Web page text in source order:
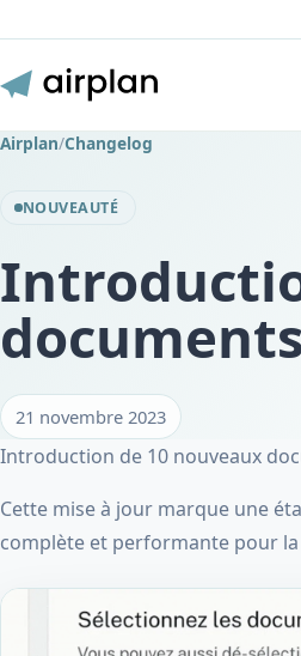
Airplan/Changelog
NOUVEAUTÉ
documents
21 novembre 2023
Introduction de 10 nouveaux
Cette mise à jour marque une
complète et performante pour